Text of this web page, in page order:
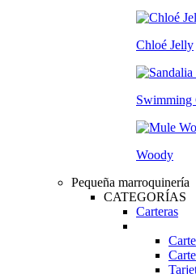
Chloé Jelly
Swimming
Woody
Pequeña marroquinería
CATEGORÍAS
Carteras